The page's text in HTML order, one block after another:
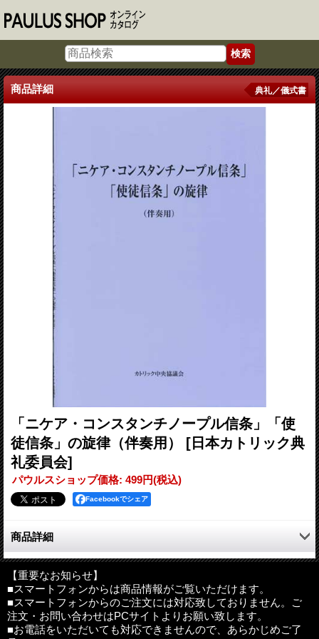
商品詳細 典礼／儀式書
「ニケア・コンスタンチノープル信条」「使
徒信条」の旋律（伴奏用）
[日本カトリック典
礼委員会]
パウルスショップ価格: 499円(税込)
Facebookでシェア
商品詳細
●目次
ニケア・コンスタンチノープル信条と使徒信条の伴奏譜を用いる
にあたって
ニケア・コンスタンチノープル信条（1）
ニケア・コンスタンチノープル信条（2）
使徒信条（1）
【重要なお知らせ】
■スマートフォンからは商品情報がご覧いただけます。
■スマートフォンからのご注文には対応致しておりません。ご
注文・お問い合わせはPCサイトよりお願い致します。
■お電話をいただいても対応できませんので、あらかじめご了